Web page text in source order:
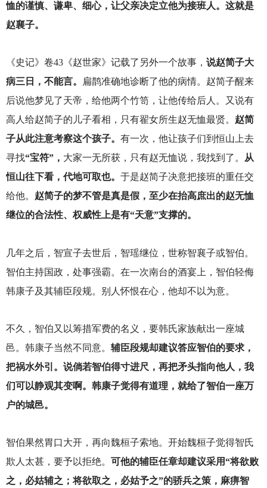
恤的谨慎、谦卑、细心，让父亲决定立他为接班人。这就是
赵襄子。
《史记》卷43《赵世家》记载了另外一个故事， 说赵简子大
病三日，不能言。
扁鹊准确地诊断了他的病情。赵简子醒来
后说他梦见了天帝，给他两个竹笥，让他传给后人。又说有
高人给赵简子的儿子看相，只有翟女所生赵无恤最贤。 赵简
子从此注意考察这个孩子。 有一次，他让孩子们到恒山上去
寻找“宝符”， 大家一无所获，只有赵无恤说，我找到了。
从
恒山往下看，代地可取也。 于是赵简子决意把接班的重任交
给他。 赵简子的梦不管是真是假，至少在抬高庶出的赵无恤
继位的合法性、权威性上是有“天意”支撑的。
几年之后，智宣子去世后，智瑶继位，世称智襄子或智伯。
智伯主持国政，处事强霸。在一次南台的酒宴上，智伯轻侮
韩康子及其辅臣段规。别人怀恨在心，他却不以为意。
不久，智伯又以筹措军费的名义，要韩氏家族献出一座城
邑。韩康子当然不同意。 辅臣段规却建议答应智伯的要求，
把祸水外引。说倘若智伯得寸进尺，再把矛头指向他人，我
们可以静观其变啊。韩康子觉得有道理，就给了智伯一座万
户的城邑。
智伯果然胃口大开，再向魏桓子索地。开始魏桓子觉得智氏
欺人太甚，要予以拒绝。 可他的辅臣任章却建议采用“将欲败
之，必姑辅之；将欲取之，必姑予之”的骄兵之策，麻痹智